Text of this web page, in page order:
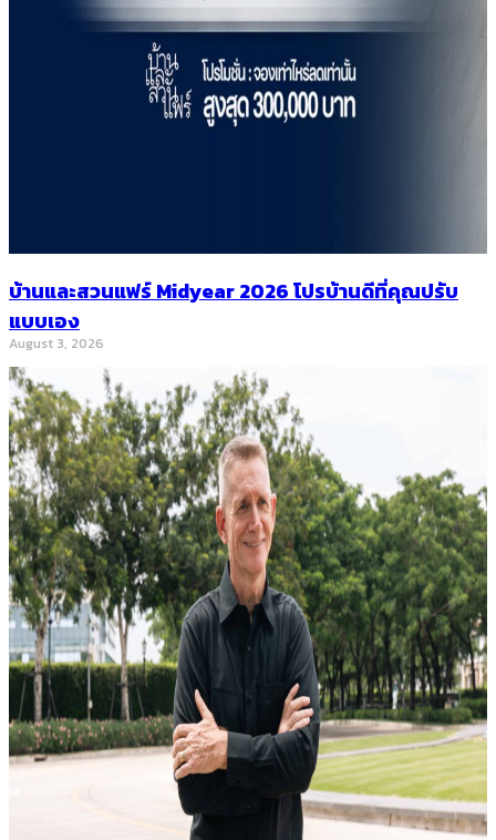
บ้านและสวนแฟร์ Midyear 2026 โปรบ้านดีที่คุณปรับ
แบบเอง
August 3, 2026